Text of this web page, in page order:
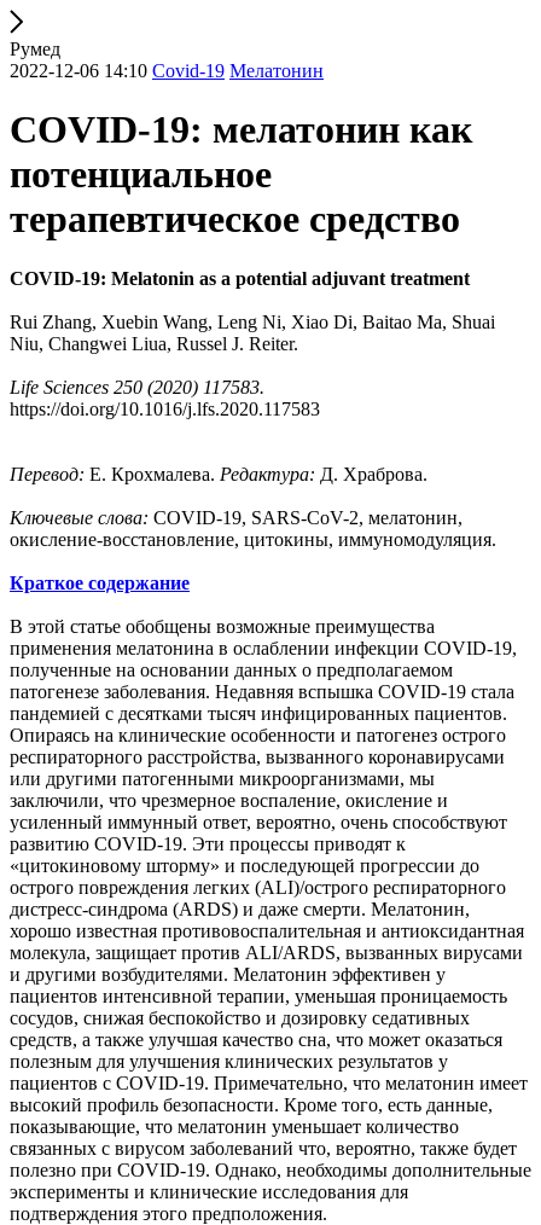
Румед
2022-12-06 14:10 Covid-19 Мелатонин
COVID-19: мелатонин как
потенциальное
терапевтическое средство
COVID-19: Melatonin as a potential adjuvant treatment
Rui Zhang, Xuebin Wang, Leng Ni, Xiao Di, Baitao Ma, Shuai
Niu, Changwei Liua, Russel J. Reiter.
Life Sciences 250 (2020) 117583.
https://doi.org/10.1016/j.lfs.2020.117583
Перевод: Е. Крохмалева. Редактура: Д. Храброва.
Ключевые слова: COVID-19, SARS-CoV-2, мелатонин,
окисление-восстановление, цитокины, иммуномодуляция.
Краткое содержание
В этой статье обобщены возможные преимущества
применения мелатонина в ослаблении инфекции COVID-19,
полученные на основании данных о предполагаемом
патогенезе заболевания. Недавняя вспышка COVID-19 стала
пандемией с десятками тысяч инфицированных пациентов.
Опираясь на клинические особенности и патогенез острого
респираторного расстройства, вызванного коронавирусами
или другими патогенными микроорганизмами, мы
заключили, что чрезмерное воспаление, окисление и
усиленный иммунный ответ, вероятно, очень способствуют
развитию COVID-19. Эти процессы приводят к
«цитокиновому шторму» и последующей прогрессии до
острого повреждения легких (ALI)/острого респираторного
дистресс-синдрома (ARDS) и даже смерти. Мелатонин,
хорошо известная противовоспалительная и антиоксидантная
молекула, защищает против ALI/ARDS, вызванных вирусами
и другими возбудителями. Мелатонин эффективен у
пациентов интенсивной терапии, уменьшая проницаемость
сосудов, снижая беспокойство и дозировку седативных
средств, а также улучшая качество сна, что может оказаться
полезным для улучшения клинических результатов у
пациентов с COVID-19. Примечательно, что мелатонин имеет
высокий профиль безопасности. Кроме того, есть данные,
показывающие, что мелатонин уменьшает количество
связанных с вирусом заболеваний что, вероятно, также будет
полезно при COVID-19. Однако, необходимы дополнительные
эксперименты и клинические исследования для
подтверждения этого предположения.